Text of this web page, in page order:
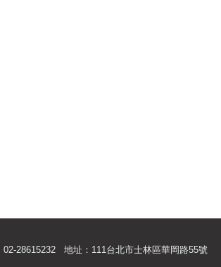
28615232 地址：111台北市士林區華岡路55號